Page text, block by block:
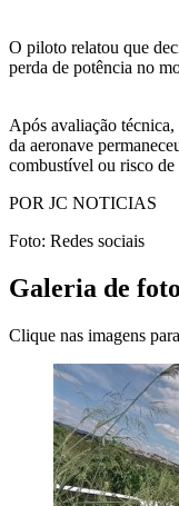
O piloto relatou que
perda de potência no
Após avaliação
da aeronave
combustível ou risco de
POR JC NOTICIAS
Foto: Redes sociais
Galeria de
Clique nas imagens